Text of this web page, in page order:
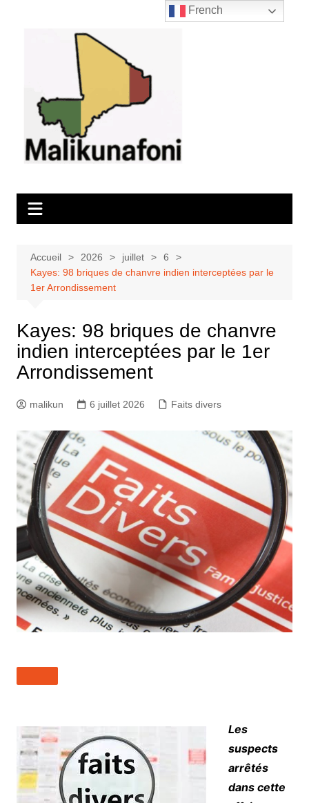
Accueil 2026 juillet
6
Kayes: 98 briques de chanvre indien interceptées par le
1er Arrondissement
Kayes: 98 briques de chanvre
indien interceptées par le 1er
Arrondissement
malikun 6 juillet 2026 Faits divers
Les
suspects
arrêtés
dans cette
French